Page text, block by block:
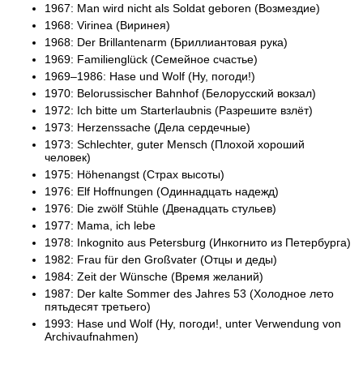
1967: Man wird nicht als Soldat geboren (Возмездие)
1968: Virinea (Виринея)
1968: Der Brillantenarm (Бриллиантовая рука)
1969: Familienglück (Семейное счастье)
1969–1986: Hase und Wolf (Ну, погоди!)
1970: Belorussischer Bahnhof (Белорусский вокзал)
1972: Ich bitte um Starterlaubnis (Разрешите взлёт)
1973: Herzenssache (Дела сердечные)
1973: Schlechter, guter Mensch (Плохой хороший
человек)
1975: Höhenangst (Страх высоты)
1976: Elf Hoffnungen (Одиннадцать надежд)
1976: Die zwölf Stühle (Двенадцать стульев)
1977: Mama, ich lebe
1978: Inkognito aus Petersburg (Инкогнито из Петербурга)
1982: Frau für den Großvater (Отцы и деды)
1984: Zeit der Wünsche (Время желаний)
1987: Der kalte Sommer des Jahres 53 (Холодное лето
пятьдесят третьего)
1993: Hase und Wolf (Ну, погоди!, unter Verwendung von
Archivaufnahmen)